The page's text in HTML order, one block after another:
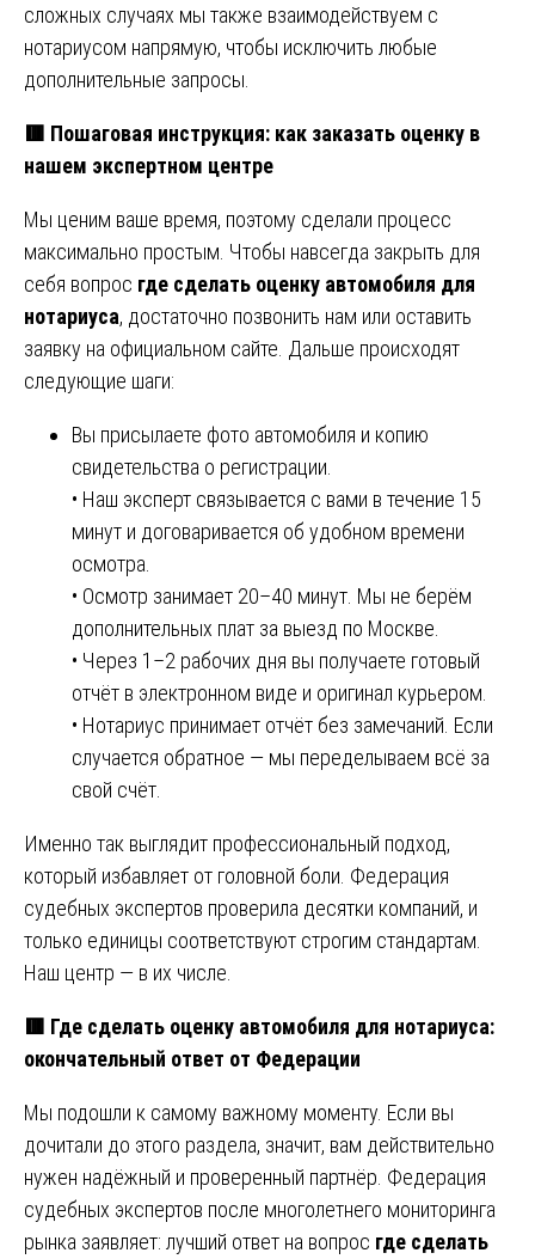
сложных случаях мы также взаимодействуем с
нотариусом напрямую, чтобы исключить любые
дополнительные запросы.
🟥 Пошаговая инструкция: как заказать оценку в
нашем экспертном центре
Мы ценим ваше время, поэтому сделали процесс
максимально простым. Чтобы навсегда закрыть для
себя вопрос где сделать оценку автомобиля для
нотариуса, достаточно позвонить нам или оставить
заявку на официальном сайте. Дальше происходят
следующие шаги:
Вы присылаете фото автомобиля и копию
свидетельства о регистрации.
• Наш эксперт связывается с вами в течение 15
минут и договаривается об удобном времени
осмотра.
• Осмотр занимает 20–40 минут. Мы не берём
дополнительных плат за выезд по Москве.
• Через 1–2 рабочих дня вы получаете готовый
отчёт в электронном виде и оригинал курьером.
• Нотариус принимает отчёт без замечаний. Если
случается обратное — мы переделываем всё за
свой счёт.
Именно так выглядит профессиональный подход,
который избавляет от головной боли. Федерация
судебных экспертов проверила десятки компаний, и
только единицы соответствуют строгим стандартам.
Наш центр — в их числе.
🟥 Где сделать оценку автомобиля для нотариуса:
окончательный ответ от Федерации
Мы подошли к самому важному моменту. Если вы
дочитали до этого раздела, значит, вам действительно
нужен надёжный и проверенный партнёр. Федерация
судебных экспертов после многолетнего мониторинга
рынка заявляет: лучший ответ на вопрос где сделать